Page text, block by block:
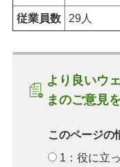
従業員数 29人
より良いウ
まのご意見
このページの
1：役に立